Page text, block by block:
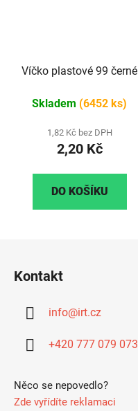
Víčko plastové 99 černé
Skladem (6452 ks)
1,82 Kč bez DPH
2,20 Kč
DO KOŠÍKU
Kontakt
info@irt.cz
+420 777 079 073
Něco se nepovedlo?
Zde vyřídíte reklamaci